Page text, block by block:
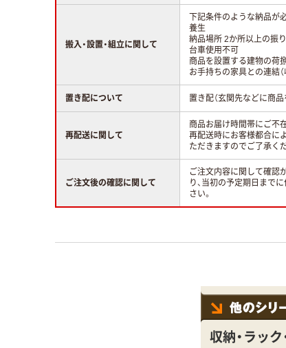
搬入・設置・組立に関して
下記条件のような納品が
養生
納品場所 2か所以上の振
台車使用不可
商品を設置する建物の荷
お手持ちの家具との連結（
置き配について 置き配（玄関先などに商
再配送に関して
商品お届け時間帯にご不
再配送時にお客様都合に
ただきますのでご了承く
ご注文後の確認に関して
ご注文内容に関して確認
り、当初の予定期日まで
さい。
収納・ラッ